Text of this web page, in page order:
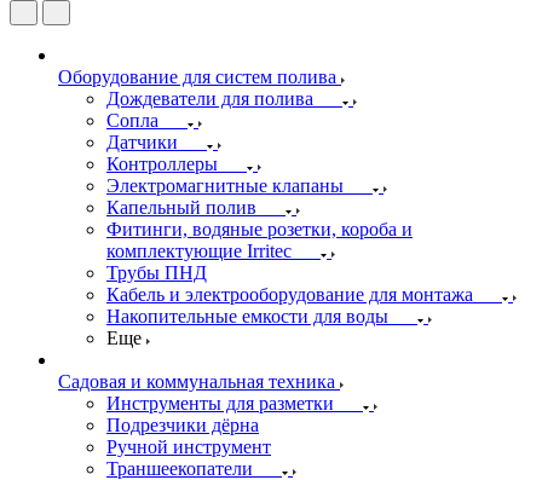
Оборудование для систем полива
Дождеватели для полива
Сопла
Датчики
Контроллеры
Электромагнитные клапаны
Капельный полив
Фитинги, водяные розетки, короба и
комплектующие Irritec
Трубы ПНД
Кабель и электрооборудование для монтажа
Накопительные емкости для воды
Еще
Садовая и коммунальная техника
Инструменты для разметки
Подрезчики дёрна
Ручной инструмент
Траншеекопатели